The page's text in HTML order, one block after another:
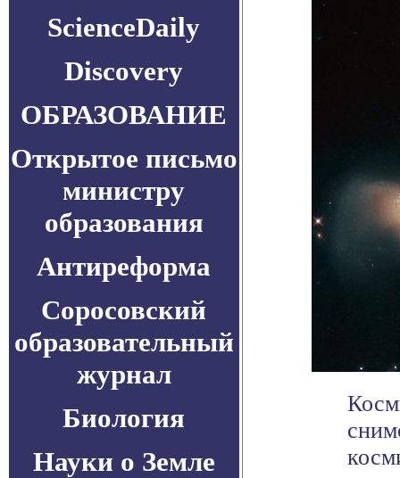
ScienceDaily
Discovery
ОБРАЗОВАНИЕ
Открытое письмо
министру
образования
Антиреформа
Соросовский
образовательный
журнал
Биология
Науки о Земле